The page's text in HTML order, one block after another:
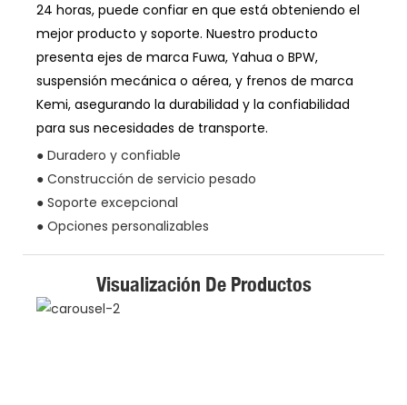
24 horas, puede confiar en que está obteniendo el
mejor producto y soporte. Nuestro producto
presenta ejes de marca Fuwa, Yahua o BPW,
suspensión mecánica o aérea, y frenos de marca
Kemi, asegurando la durabilidad y la confiabilidad
para sus necesidades de transporte.
● Duradero y confiable
● Construcción de servicio pesado
● Soporte excepcional
● Opciones personalizables
Visualización De Productos